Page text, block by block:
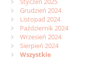
Grudzień 2024
Listopad 2024
Październik 2024
Wrzesień 2024
Sierpień 2024
Wszystkie